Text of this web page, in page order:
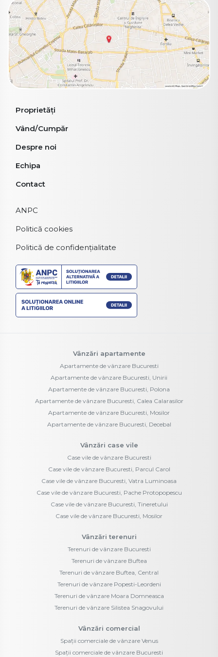
Proprietăți
Vând/Cumpăr
Despre noi
Echipa
Contact
ANPC
Politică cookies
Politică de confidențialitate
Vânzări apartamente
Apartamente de vânzare Bucuresti
Apartamente de vânzare Bucuresti, Unirii
Apartamente de vânzare Bucuresti, Polona
Apartamente de vânzare Bucuresti, Calea Calarasilor
Apartamente de vânzare Bucuresti, Mosilor
Apartamente de vânzare Bucuresti, Decebal
Vânzări case vile
Case vile de vânzare Bucuresti
Case vile de vânzare Bucuresti, Parcul Carol
Case vile de vânzare Bucuresti, Vatra Luminoasa
Case vile de vânzare Bucuresti, Pache Protopopescu
Case vile de vânzare Bucuresti, Tineretului
Case vile de vânzare Bucuresti, Mosilor
Vânzări terenuri
Terenuri de vânzare Bucuresti
Terenuri de vânzare Buftea
Terenuri de vânzare Buftea, Central
Terenuri de vânzare Popesti-Leordeni
Terenuri de vânzare Moara Domneasca
Terenuri de vânzare Silistea Snagovului
Vânzări comercial
Spații comerciale de vânzare Venus
Spații comerciale de vânzare Bucuresti